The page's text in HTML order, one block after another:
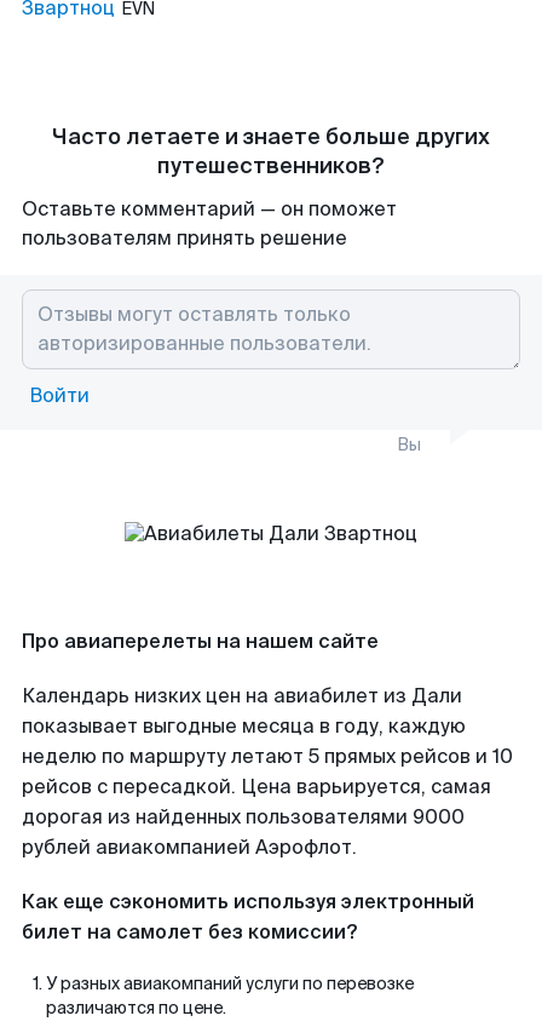
Звартноц EVN
Часто летаете и знаете больше других
путешественников?
Оставьте комментарий — он поможет
пользователям принять решение
Войти
Вы
Про авиаперелеты на нашем сайте
Календарь низких цен на авиабилет из Дали
показывает выгодные месяца в году, каждую
неделю по маршруту летают 5 прямых рейсов и 10
рейсов с пересадкой. Цена варьируется, самая
дорогая из найденных пользователями 9000
рублей авиакомпанией Аэрофлот.
Как еще сэкономить используя электронный
билет на самолет без комиссии?
У разных авиакомпаний услуги по перевозке
различаются по цене.